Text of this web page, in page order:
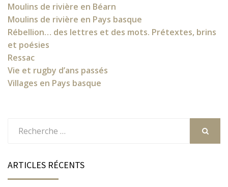
Moulins de rivière en Béarn
Moulins de rivière en Pays basque
Rébellion… des lettres et des mots. Prétextes, brins
et poésies
Ressac
Vie et rugby d’ans passés
Villages en Pays basque
ARTICLES RÉCENTS